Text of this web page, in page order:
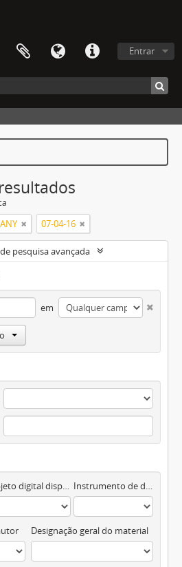
Entrar
07-04-16
pesquisa avançada
em
Objeto digital disponível Instrumento de descrição documental
Designação geral do material